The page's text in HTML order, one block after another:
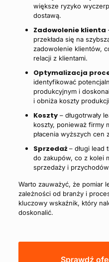
większe ryzyko
dostawą.
Zadowolenie klienta
przekłada się na
zadowolenie klientów,
relacji z klientami.
Optymalizacja
identyfikować
produkcyjnym i
i obniża koszty
Koszty– długotrwały
koszty, ponieważ firmy
płacenia wyższych cen
Sprzedaż– długi lead
do zakupów, co z kolei
sprzedaży i
Warto zauważyć, że pomiar
zależności od branży i
kluczowy wskaźnik, który
doskonalić.
Sprawdź